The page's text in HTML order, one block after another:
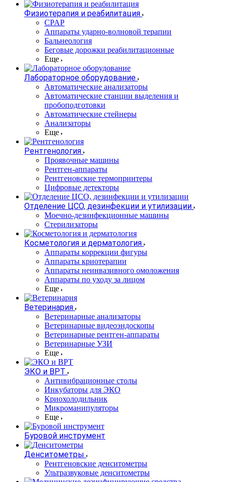
Физиотерапия и реабилитация
CPAP
Аппараты ударно-волновой терапии
Бальнеология
Беговые дорожки реабилитационные
Еще
Лабораторное оборудование
Автоматические анализаторы
Автоматические станции выделения и
пробоподготовки
Автоматические стейнеры
Анализаторы
Еще
Рентгенология
Проявочные машины
Рентген-аппараты
Рентгеновские термопринтеры
Цифровые детекторы
Отделение ЦСО, дезинфекции и утилизации
Моечно-дезинфекционные машины
Стерилизаторы
Косметология и дерматология
Аппараты коррекции фигуры
Аппараты криотерапии
Аппараты неинвазивного омоложения
Аппараты по уходу за лицом
Еще
Ветеринария
Ветеринарные анализаторы
Ветеринарные видеоэндоскопы
Ветеринарные рентген-аппараты
Ветеринарные УЗИ
Еще
ЭКО и ВРТ
Антивибрационные столы
Инкубаторы для ЭКО
Криохолодильник
Микроманипуляторы
Еще
Буровой инструмент
Денситометры
Рентгеновские денситометры
Ультразвуковые денситометры